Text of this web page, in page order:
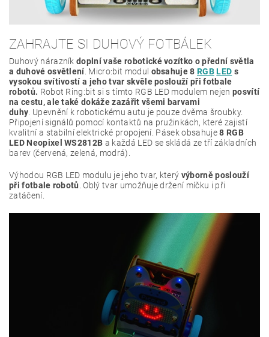
ZAHRAJTE SI DUHOVÝ FOTBÁLEK
Duhový nárazníkdoplní vaše robotické vozítko o přední světla
a duhové osvětlení . Micro:bit modul obsahuje 8RGB LED s
vysokou svítivostí a jeho tvar skvěle poslouží při fotbale
robotů. Robot Ring:bit si s tímto RGB LED modulem nejen posvítí
na cestu, ale také dokáže zazářit všemi barvami
duhy Upevnění k robotickému autu je pouze dvěma šroubky.
Připojení signálů pomocí kontaktů na pružinkách, které zajistí
kvalitní a stabilní elektrické propojení. Pásek obsahuje8 RGB
LED Neopixel WS2812B a každá LED se skládá ze tří základních
barev (červená, zelená, modrá).
Výhodou RGB LED modulu je jeho tvar, který výborně poslouží
při fotbale robotů . Oblý tvar umožňuje držení míčku i při
zatáčení.